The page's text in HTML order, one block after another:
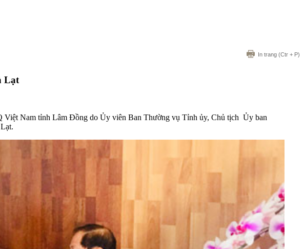
In trang (Ctr + P)
Lạt
Nam tỉnh Lâm Đồng do Ủy viên Ban Thường vụ Tỉnh ủy, Chủ tịch Ủy ban